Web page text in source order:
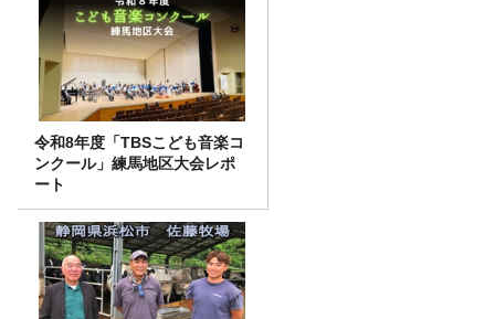
令和8年度「TBSこども音楽コ
ンクール」練馬地区大会レポ
ート